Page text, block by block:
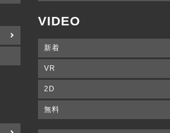
VIDEO
新着
VR
2D
無料